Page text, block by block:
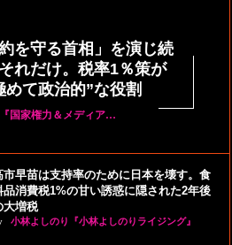
を守る首相」を演じ続
れだけ。税率1％策が
て政治的”な役割
国家権力＆メディア…
市早苗は支持率のために日本を壊す。食
品消費税1%の甘い誘惑に隠された2年後
大増税
小林よしのり『小林よしのりライジング』